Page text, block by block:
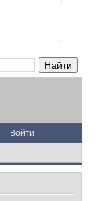
Войти